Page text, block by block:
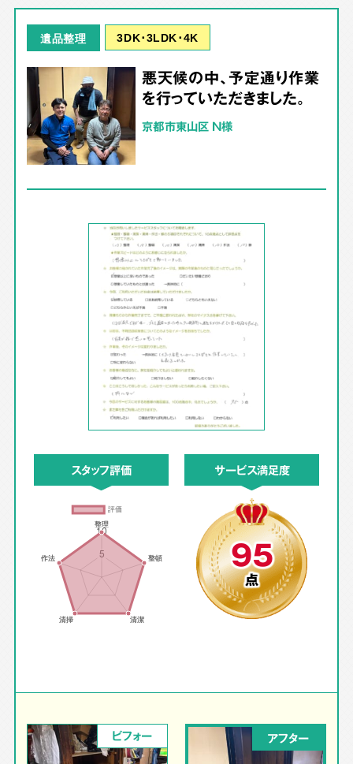
遺品整理 3DK･3LDK･4K
悪天候の中、予定通り作業
を行っていただきました。
京都市東山区 N様
スタッフ評価 サービス満足度
95
点
ビフォー アフター